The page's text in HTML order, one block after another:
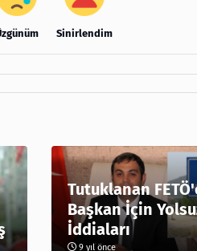
Sinirlendim
Tutuklanan
Başkan İçin
İddiaları
9 yıl önce